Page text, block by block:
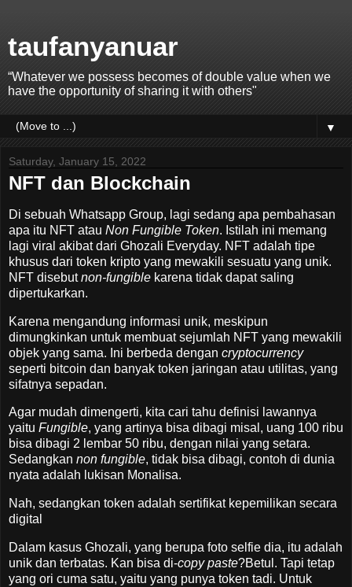
taufanyanuar
“Whatever we possess becomes of double value when we
have the opportunity of sharing it with others"
▼
Saturday, January 15, 2022
NFT dan Blockchain
Di sebuah Whatsapp Group, lagi sedang apa pembahasan
apa itu NFT atau Non Fungible Token. Istilah ini memang
lagi viral akibat dari Ghozali Everyday. NFT adalah tipe
khusus dari token kripto yang mewakili sesuatu yang unik.
NFT disebutnon-fungible karena tidak dapat saling
dipertukarkan.
Karena mengandung informasi unik, meskipun
dimungkinkan untuk membuat sejumlah NFT yang mewakili
objek yang sama. Ini berbeda dengan cryptocurrency
seperti bitcoin dan banyak token jaringan atau utilitas, yang
sifatnya sepadan.
Agar mudah dimengerti, kita cari tahu definisi lawannya
yaitu Fungible, yang artinya bisa dibagi misal, uang 100 ribu
bisa dibagi 2 lembar 50 ribu, dengan nilai yang setara.
Sedangkan non fungible, tidak bisa dibagi, contoh di dunia
nyata adalah lukisan Monalisa.
Nah, sedangkan token adalah sertifikat kepemilikan secara
digital
Dalam kasus Ghozali, yang berupa foto selfie dia, itu adalah
unik dan terbatas. Kan bisa di-copy paste?Betul. Tapi tetap
yang ori cuma satu, yaitu yang punya token tadi. Untuk